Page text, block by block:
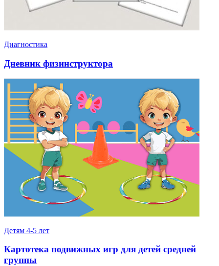
Диагностика
Дневник физинструктора
Детям 4-5 лет
Картотека подвижных игр для детей средней
группы